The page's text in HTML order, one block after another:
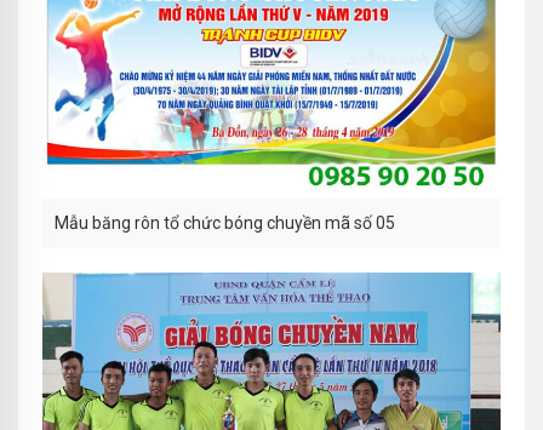
Mẫu băng rôn tổ chức bóng chuyền mã số 05